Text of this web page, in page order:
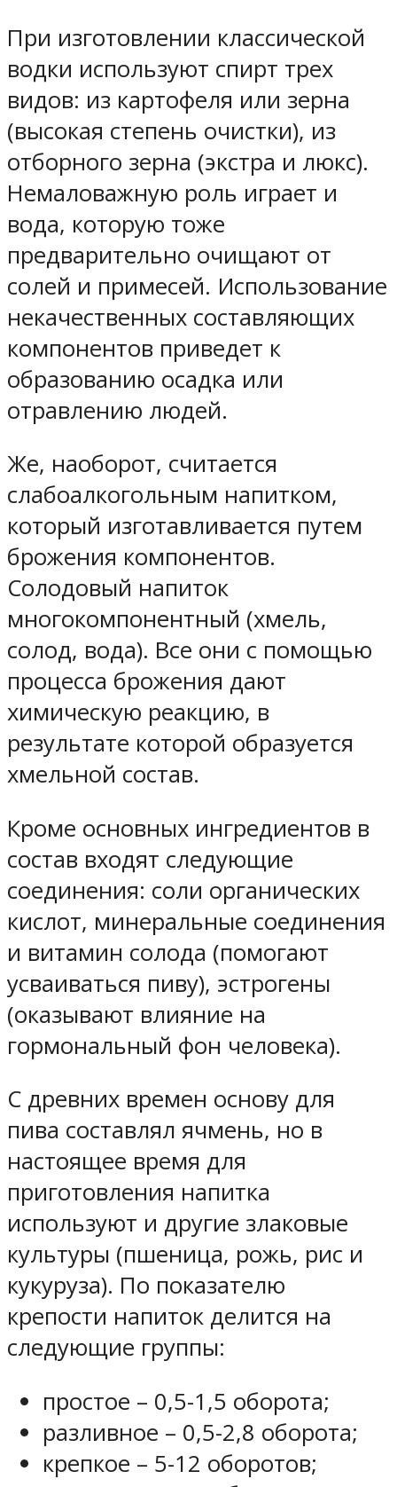
При изготовлении классической
водки используют спирт трех
видов: из картофеля или зерна
(высокая степень очистки), из
отборного зерна (экстра и люкс).
Немаловажную роль играет и
вода, которую тоже
предварительно очищают от
солей и примесей. Использование
некачественных составляющих
компонентов приведет к
образованию осадка или
отравлению людей.
Же, наоборот, считается
слабоалкогольным напитком,
который изготавливается путем
брожения компонентов.
Солодовый напиток
многокомпонентный (хмель,
солод, вода). Все они с помощью
процесса брожения дают
химическую реакцию, в
результате которой образуется
хмельной состав.
Кроме основных ингредиентов в
состав входят следующие
соединения: соли органических
кислот, минеральные соединения
и витамин солода (помогают
усваиваться пиву), эстрогены
(оказывают влияние на
гормональный фон человека).
С древних времен основу для
пива составлял ячмень, но в
настоящее время для
приготовления напитка
используют и другие злаковые
культуры (пшеница, рожь, рис и
кукуруза). По показателю
крепости напиток делится на
следующие группы:
простое – 0,5-1,5 оборота;
разливное – 0,5-2,8 оборота;
крепкое – 5-12 оборотов;